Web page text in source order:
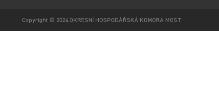
Copyright © 2024 OKRESNÍ HOSPODÁŘSKÁ KOMORA MOST